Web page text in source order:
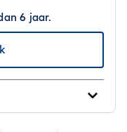
6 jaar.